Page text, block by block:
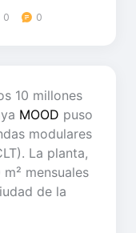
0 0
10 millones
MOOD puso
modulares
La planta,
mensuales
de la